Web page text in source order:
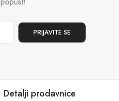
Detalji prodavnice